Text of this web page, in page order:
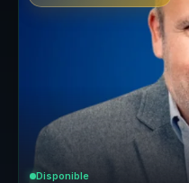
Disponible